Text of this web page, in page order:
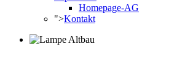
Homepage-AG
">Kontakt